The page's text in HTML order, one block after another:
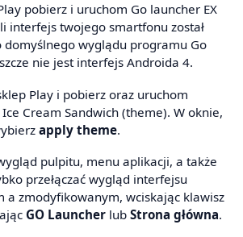
pobierz i uruchom Go launcher EX
interfejs twojego smartfonu został
wyglądu programu Go
nie jest interfejs Androida 4.
Play i pobierz oraz uruchom
Cream Sandwich (theme). W oknie,
apply theme.
pulpitu, menu aplikacji, a także
przełączać wygląd interfejsu
a zmodyfikowanym, wciskając klawisz
GO Launcher lub Strona główna.